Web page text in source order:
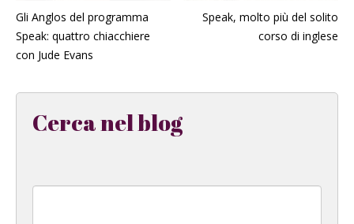
Gli Anglos del programma
Speak: quattro chiacchiere
con Jude Evans
Speak, molto più del solito
corso di inglese
Cerca nel blog